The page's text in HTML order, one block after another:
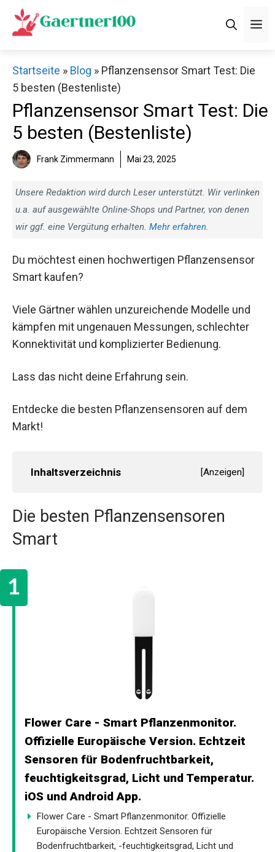
Zum
Inhalt
Startseite » Blog » Pflanzensensor Smart Test: Die
5 besten (Bestenliste)
Pflanzensensor Smart Test: Die
5 besten (Bestenliste)
Frank Zimmermann Mai 23, 2025
Unsere Redaktion wird durch Leser unterstützt. Wir verlinken
u.a. auf ausgewählte Online-Shops und Partner, von denen
wir ggf. eine Vergütung erhalten. Mehr erfahren.
Du möchtest einen hochwertigen Pflanzensensor
Smart kaufen?
Viele Gärtner wählen unzureichende Modelle und
kämpfen mit ungenauen Messungen, schlechter
Konnektivität und komplizierter Bedienung.
Lass das nicht deine Erfahrung sein.
Entdecke die besten Pflanzensensoren auf dem
Markt!
Inhaltsverzeichnis [Anzeigen]
Die besten Pflanzensensoren
Smart
Flower Care - Smart Pflanzenmonitor.
Offizielle Europäische Version. Echtzeit
Sensoren für Bodenfruchtbarkeit,
feuchtigkeitsgrad, Licht und Temperatur.
iOS und Android App.
Flower Care - Smart Pflanzenmonitor. Offizielle
Europäische Version. Echtzeit Sensoren für
Bodenfruchtbarkeit, -feuchtigkeitsgrad, Licht und